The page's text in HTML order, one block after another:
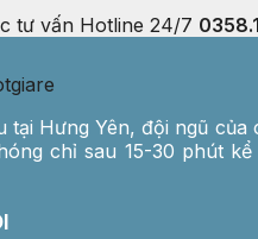
tư vấn Hotline 24/7
tại Hưng Yên, đội ngũ của
chỉ sau 15-30 phút